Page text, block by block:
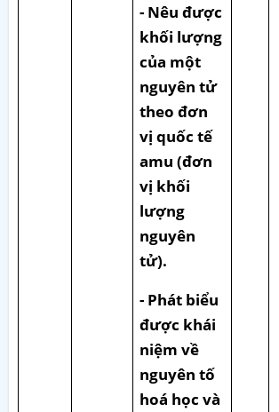
- Nêu được
khối lượng
của một
nguyên tử
theo đơn
vị quốc tế
amu (đơn
vị khối
lượng
nguyên
tử).
- Phát biểu
được khái
niệm về
nguyên tố
hoá học và